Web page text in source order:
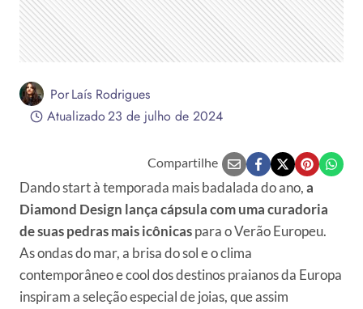
PorLaís Rodrigues
Atualizado23 de julho de 2024
Compartilhe
Dando start à temporada mais badalada do ano,a
Diamond Design lança cápsula com uma curadoria
de suas pedras mais icônicaspara o Verão Europeu.
As ondas do mar, a brisa do sol e o clima
contemporâneo e cool dos destinos praianos da Europa
inspiram a seleção especial de joias, que assim